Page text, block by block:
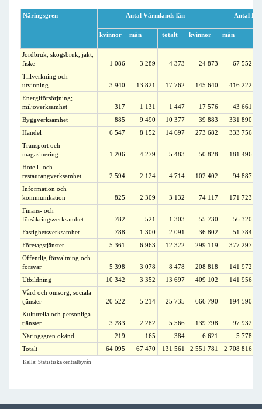
Näringsgren Antal Värmlands län Antal
kvinnor män totalt kvinnor män
Jordbruk, skogsbruk, jakt,
fiske
1 086 3 289 4 373 24 873
67 552
Tillverkning och
utvinning
3 940 13 821 17 762 145 640
416 222
Energiförsörjning;
miljöverksamhet
317 1 131 1 447 17 576
43 661
Byggverksamhet
885 9 490 10 377 39 883
331 890
Handel
6 547 8 152 14 697 273 682
333 756
Transport och
magasinering
1 206 4 279 5 483 50 828
181 496
Hotell- och
restaurangverksamhet
2 594 2 124 4 714 102 402
94 887
Information och
kommunikation
825 2 309 3 132 74 117
171 723
Finans- och
försäkringsverksamhet
782 521 1 303 55 730
56 320
Fastighetsverksamhet
788 1 300 2 091 36 802
51 784
Företagstjänster
5 361 6 963 12 322 299 119
377 297
Offentlig förvaltning och
försvar
5 398 3 078 8 478 208 818
141 972
Utbildning
10 342 3 352 13 697 409 102
141 956
Vård och omsorg; sociala
tjänster
20 522 5 214 25 735 666 790
194 590
Kulturella och personliga
tjänster
3 283 2 282 5 566 139 798
97 932
Näringsgren okänd
219 165 384 6 621
5 778
Totalt
64 095 67 470 131 561 2 551 781 2 708 816
Källa: Statistiska centralbyrån